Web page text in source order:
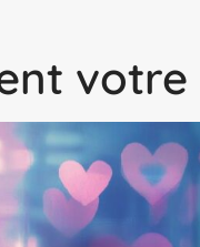
votre